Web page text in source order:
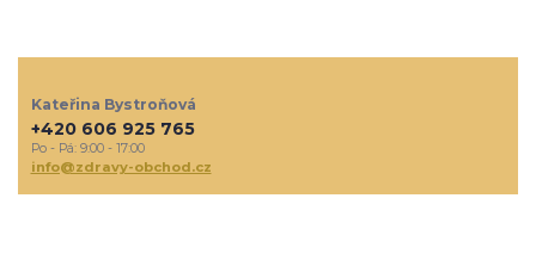
Kateřina Bystroňová
+420 606 925 765
Po - Pá: 9:00 - 17:00
info@zdravy-obchod.cz